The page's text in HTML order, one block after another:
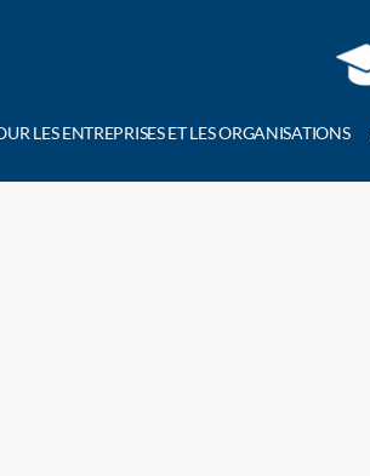
LES ENTREPRISES ET LES ORGANISATIONS